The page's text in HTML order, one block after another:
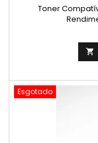
Toner

Esgotado